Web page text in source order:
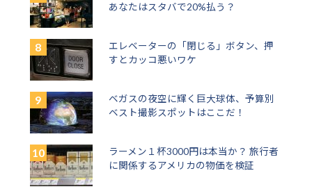
あなたはスタバで20%払う？
エレベーターの「閉じる」ボタン、押
すとカッコ悪いワケ
ベガスの夜空に輝く巨大球体、予算別
ベスト撮影スポットはここだ！
ラーメン１杯3000円は本当か？ 旅行者
に関係するアメリカの物価を検証